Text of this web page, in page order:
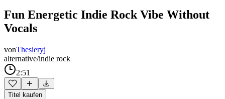
Fun Energetic Indie Rock Vibe Without
Vocals
vonThesieryj
alternative/indie rock
2:51
Titel kaufen